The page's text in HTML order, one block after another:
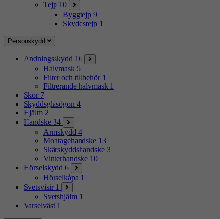
Tejp 10
Byggtejp 9
Skyddstejp 1
Personskydd
Andningsskydd 16
Halvmask 5
Filter och tillbehör 1
Filtrerande halvmask 1
Skor 7
Skyddsglasögon 4
Hjälm 2
Handske 34
Armskydd 4
Montagehandske 13
Skärskyddshandske 3
Vinterhandske 10
Hörselskydd 6
Hörselkåpa 1
Svetsvisir 1
Svetshjälm 1
Varselväst 1